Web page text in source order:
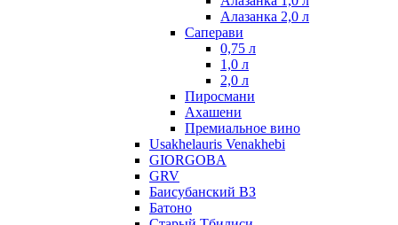
Алазанка 2,0 л
Саперави
0,75 л
1,0 л
2,0 л
Пиросмани
Ахашени
Премиальное вино
Usakhelauris Venakhebi
GIORGOBA
GRV
Баисубанский ВЗ
Батоно